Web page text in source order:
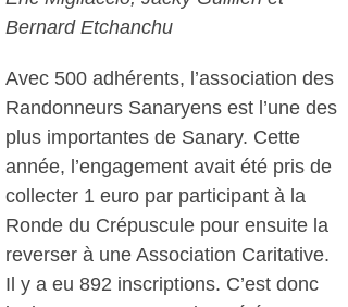
Bernard Etchanchu
Avec 500 adhérents, l’association des
Randonneurs Sanaryens est l’une des
plus importantes de Sanary. Cette
année, l’engagement avait été pris de
collecter 1 euro par participant à la
Ronde du Crépuscule pour ensuite la
reverser à une Association Caritative.
Il y a eu 892 inscriptions. C’est donc